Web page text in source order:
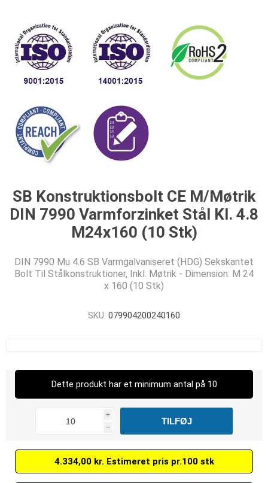
SB Konstruktionsbolt CE M/Møtrik
DIN 7990 Varmforzinket Stål Kl. 4.8
M24x160 (10 Stk)
DIN 7990 Mu 4.6 SB Varmgalvaniseret (HDG) Sekskantet
Bolt Til Stålkonstruktioner, Inkl. Møtrik - Dimension: M 24
x 160 (10 Stk)
SKU: 079904200240160
Dette produkt har et minimum antal på 10
i
h
4.334,00 kr. Estimeret pris pr.100 stk